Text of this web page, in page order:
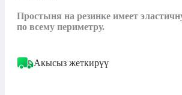
Простыня на резинке имеет
по всему периметру.
Акысыз жеткирүү